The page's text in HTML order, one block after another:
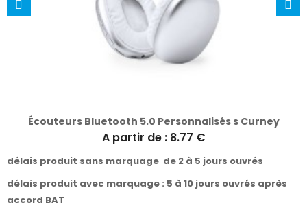
Écouteurs Bluetooth 5.0 Personnalisés s Curney
A partir de : 8.77 €
délais produit sans marquage de 2 à 5 jours ouvrés
délais produit avec marquage : 5 à 10 jours ouvrés après
accord BAT